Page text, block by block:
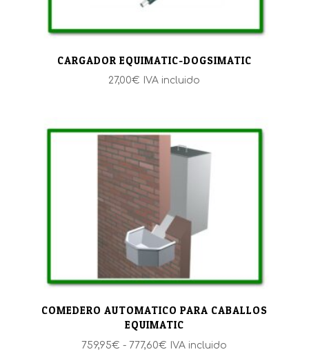
CARGADOR EQUIMATIC-DOGSIMATIC
27,00€ IVA incluido
COMEDERO AUTOMATICO PARA CABALLOS
EQUIMATIC
759,95€ - 777,60€ Rango
IVA incluido